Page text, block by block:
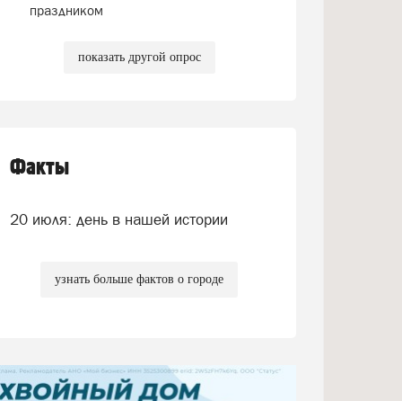
праздником
показать другой опрос
Факты
20 июля: день в нашей истории
узнать больше фактов о городе